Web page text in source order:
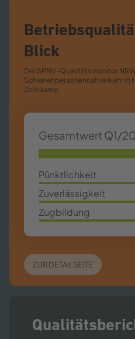
Blick
Der SPNV-​Qualitätsmonitor
Schienenpersonennahverkehr in
Zeiträume.
Gesamtwert Q1/
85,63%
Pünktlichkeit
70,4%
Zuverlässigkeit
95,7%
Zugbildung
97,2%
ZUR DETAILSEITE